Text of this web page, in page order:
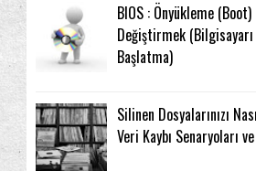
BIOS : Önyükleme
Değiştirmek (Bilgisayarı
Başlatma)
Silinen Dosyalarınızı
Veri Kaybı Senaryoları